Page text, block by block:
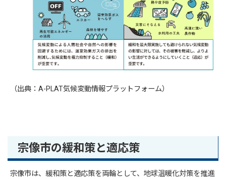
（出典：A-PLAT気候変動情報プラットフォーム）
宗像市の緩和策と適応策
宗像市は、緩和策と適応策を両輪として、地球温暖化対策を推進